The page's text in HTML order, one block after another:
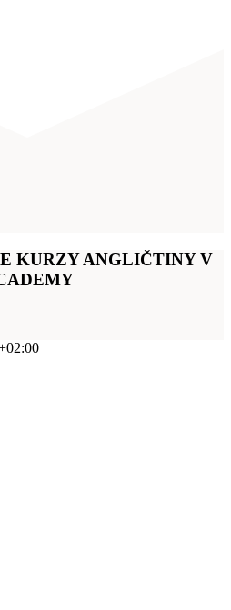
KURZY ANGLIČTINY V